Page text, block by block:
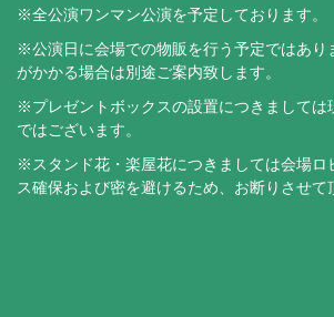
※全公演ワンマン公演を予定しております。
※公演日に会場での物販を行う予定ではあり
がかかる場合は別途ご案内致します。
※プレゼントボックスの設置につきましては
ではございます。
※スタンド花・楽屋花につきましては会場ロ
ス確保および密を避けるため、お断りさせて